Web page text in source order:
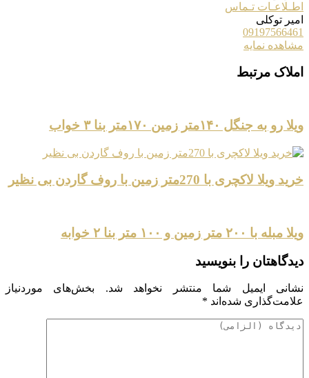
اطـلاعـات تـماس
امیر توکلی
09197566461
مشاهده نمایه
املاک مرتبط
ویلا رو به جنگل ۱۴۰متر زمین ۱۷۰متر بنا ۳ خواب
خرید ویلا لاکچری با 270متر زمین با روف گاردن بی نظیر
ویلا مبله با ۲۰۰ متر زمین و ۱۰۰ متر بنا ۲ خوابه
دیدگاهتان را بنویسید
نشانی ایمیل شما منتشر نخواهد شد.
بخش‌های موردنیاز
علامت‌گذاری شده‌اند *